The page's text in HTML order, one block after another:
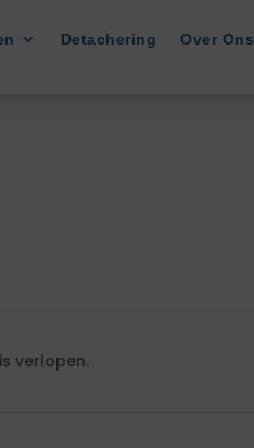
Detachering Over Ons
verlopen.